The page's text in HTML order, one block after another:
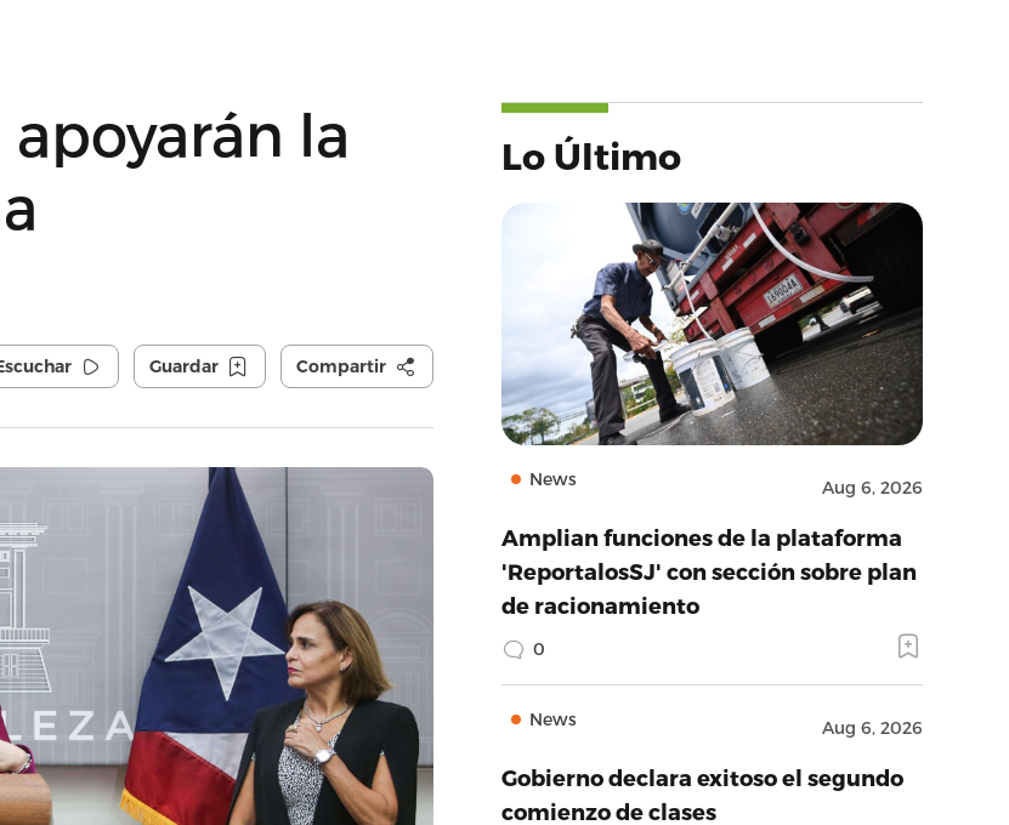
apoyarán la
Guardar Compartir
Lo Último
News Aug 6, 2026
Amplian funciones de la plataforma
'ReportalosSJ' con sección sobre plan
de racionamiento
0
News Aug 6, 2026
Gobierno declara exitoso el segundo
comienzo de clases